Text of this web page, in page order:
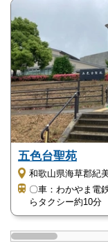
有田川町清水
有田川町清水斎
できますが、次
有田川町清水斎
ので、有田川町
ます。
霊安室も完備し
五色台聖苑
和歌山県海草郡紀
〇車：わかやま電
らタクシー約10分